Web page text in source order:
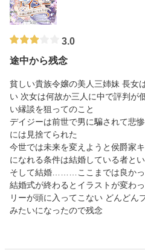
3.0
途中から残念
貧しい貴族令嬢の美人三姉妹 長女
い 次女は何故か三人に中で評判が
い縁談を狙ってのこと
デイジーは前世で男に騙されて悲
には見捨てられた
今世では未来を変えようと侯爵家
になれる条件は結婚している者と
そして結婚………ここまでは良かっ
結婚式が終わるとイラストが変わ
リーが頭に入ってこない どんどん
みたいになったので残念